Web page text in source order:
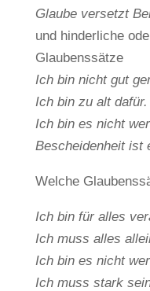
Glaube versetzt
und hinderliche
Glaubenssätze
Ich bin nicht gut
Ich bin zu alt dafür.
Ich bin es nicht
Bescheidenheit ist
Welche
Ich bin für alles
Ich muss alles
Ich bin es nicht
Ich muss stark